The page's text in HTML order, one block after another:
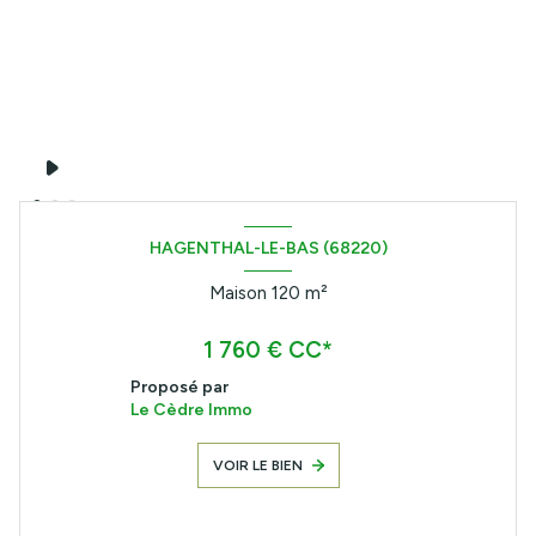
HAGENTHAL-LE-BAS (68220)
Maison 120 m²
1 760 € CC*
Proposé par
Le Cèdre Immo
VOIR LE BIEN